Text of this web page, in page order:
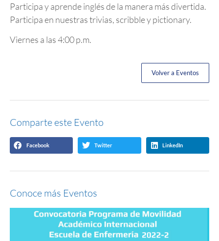
Participa y aprende inglés de la manera más divertida.
Participa en nuestras trivias, scribble y pictionary.
Viernes a las 4:00 p.m.
Volver a Eventos
Comparte este Evento
Facebook Twitter LinkedIn
Conoce más Eventos